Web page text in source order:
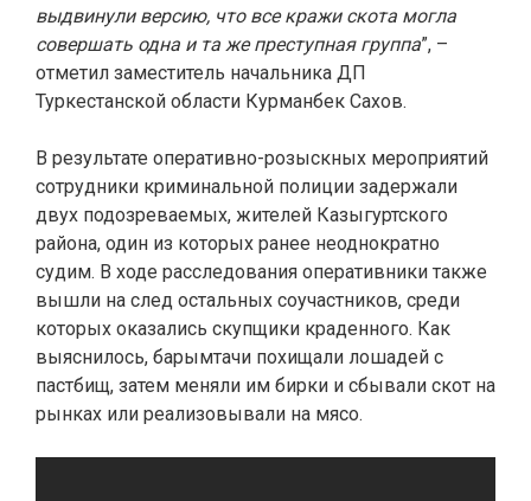
выдвинули версию, что все кражи скота могла
совершать одна и та же преступная группа”, –
отметил заместитель начальника ДП
Туркестанской области Курманбек Сахов.
В результате оперативно-розыскных мероприятий
сотрудники криминальной полиции задержали
двух подозреваемых, жителей Казыгуртского
района, один из которых ранее неоднократно
судим. В ходе расследования оперативники также
вышли на след остальных соучастников, среди
которых оказались скупщики краденного. Как
выяснилось, барымтачи похищали лошадей с
пастбищ, затем меняли им бирки и сбывали скот на
рынках или реализовывали на мясо.